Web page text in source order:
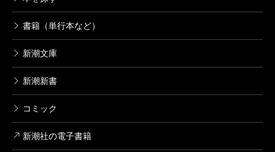
書籍（単行本など）
新潮文庫
新潮新書
コミック
新潮社の電子書籍